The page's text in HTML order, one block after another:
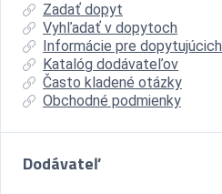
Zadať dopyt
Vyhľadať v dopytoch
Informácie pre dopytujúcich
Katalóg dodávateľov
Často kladené otázky
Obchodné podmienky
Dodávateľ